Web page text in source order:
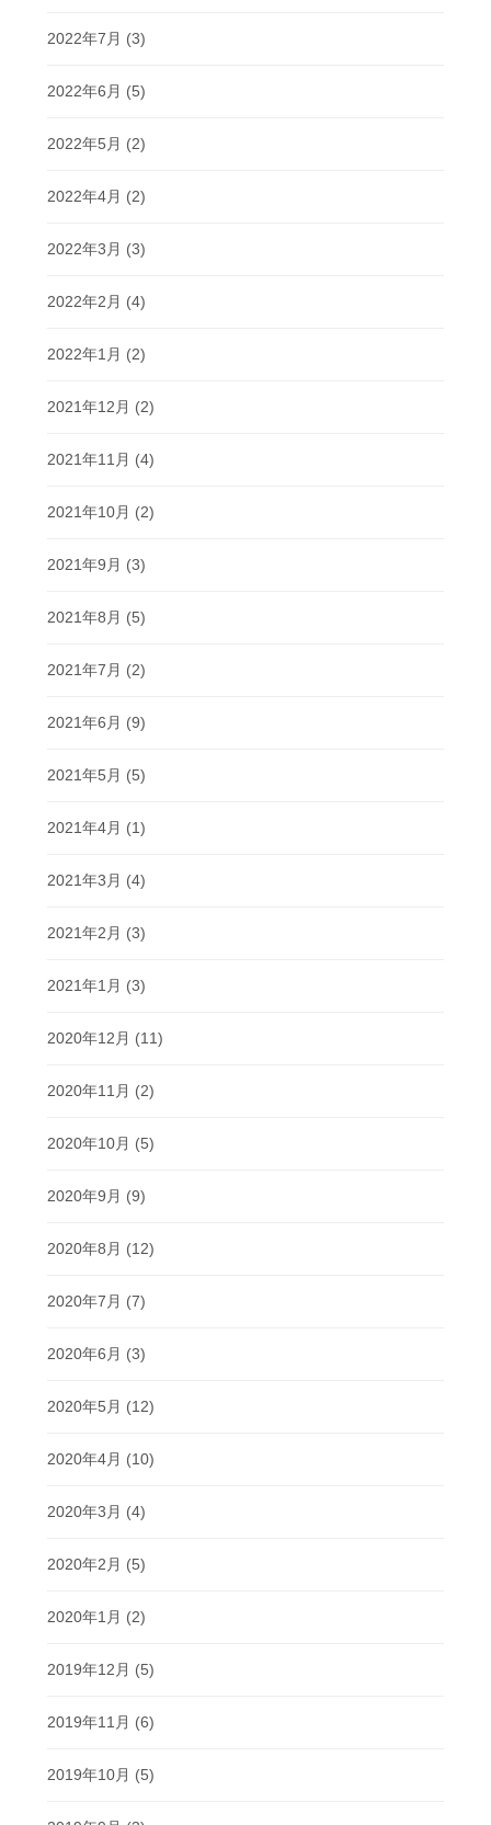
2022年7月 (3)
2022年6月 (5)
2022年5月 (2)
2022年4月 (2)
2022年3月 (3)
2022年2月 (4)
2022年1月 (2)
2021年12月 (2)
2021年11月 (4)
2021年10月 (2)
2021年9月 (3)
2021年8月 (5)
2021年7月 (2)
2021年6月 (9)
2021年5月 (5)
2021年4月 (1)
2021年3月 (4)
2021年2月 (3)
2021年1月 (3)
2020年12月 (11)
2020年11月 (2)
2020年10月 (5)
2020年9月 (9)
2020年8月 (12)
2020年7月 (7)
2020年6月 (3)
2020年5月 (12)
2020年4月 (10)
2020年3月 (4)
2020年2月 (5)
2020年1月 (2)
2019年12月 (5)
2019年11月 (6)
2019年10月 (5)